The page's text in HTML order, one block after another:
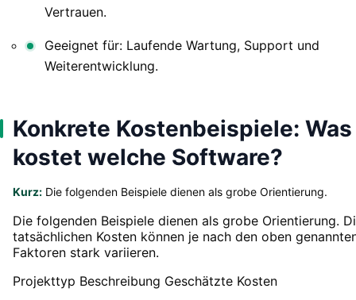
Vertrauen.
Geeignet für: Laufende Wartung, Support und
Weiterentwicklung.
Konkrete Kostenbeispiele: Was
kostet welche Software?
Kurz: Die folgenden Beispiele dienen als grobe Orientierung.
Die folgenden Beispiele dienen als grobe Orientierung.
tatsächlichen Kosten können je nach den oben
Faktoren stark variieren.
Projekttyp Beschreibung Geschätzte Kosten